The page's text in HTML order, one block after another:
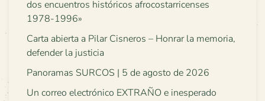
dos encuentros históricos afrocostarricenses
1978-1996»
Carta abierta a Pilar Cisneros – Honrar la memoria,
defender la justicia
Panoramas SURCOS | 5 de agosto de 2026
Un correo electrónico EXTRAÑO e inesperado